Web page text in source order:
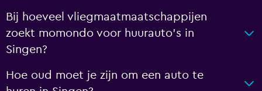
Bij hoeveel vliegmaatmaatschappijen
zoekt momondo voor huurauto's in
Singen?
Hoe oud moet je zijn om een auto te